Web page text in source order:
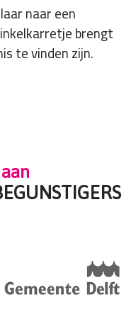
naar een
brengt
te vinden zijn.